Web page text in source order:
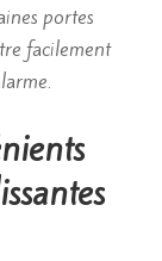
portes
facilement